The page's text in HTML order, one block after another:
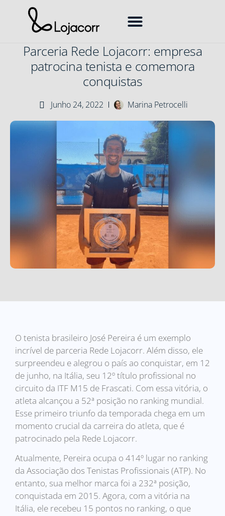
Parceria Rede Lojacorr: empresa
patrocina tenista e comemora
conquistas
Junho 24, 2022 Marina Petrocelli
O tenista brasileiro José Pereira é um exemplo
incrível de parceria Rede Lojacorr. Além disso, ele
surpreendeu e alegrou o país ao conquistar, em 12
de junho, na Itália, seu 12º título profissional no
circuito da ITF M15 de Frascati. Com essa vitória, o
atleta alcançou a 52ª posição no ranking mundial.
Esse primeiro triunfo da temporada chega em um
momento crucial da carreira do atleta, que é
patrocinado pela Rede Lojacorr.
Atualmente, Pereira ocupa o 414º lugar no ranking
da Associação dos Tenistas Profissionais (ATP). No
entanto, sua melhor marca foi a 232ª posição,
conquistada em 2015. Agora, com a vitória na
Itália, ele recebeu 15 pontos no ranking, o que